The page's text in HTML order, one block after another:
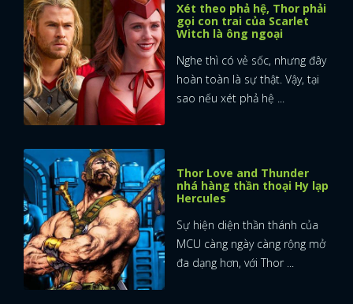
Xét theo phả hệ, Thor phải
gọi con trai của Scarlet
Witch là ông ngoại
Nghe thì có vẻ sốc, nhưng đây
hoàn toàn là sự thật. Vậy, tại
sao nếu xét phả hệ ...
Thor Love and Thunder
nhá hàng thần thoại Hy lạp
Hercules
Sự hiện diện thần thánh của
MCU càng ngày càng rộng mở
đa dạng hơn, với Thor ...